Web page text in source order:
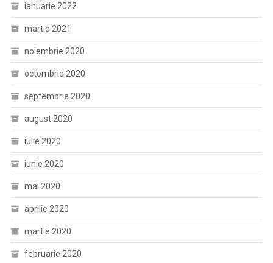
ianuarie 2022
martie 2021
noiembrie 2020
octombrie 2020
septembrie 2020
august 2020
iulie 2020
iunie 2020
mai 2020
aprilie 2020
martie 2020
februarie 2020